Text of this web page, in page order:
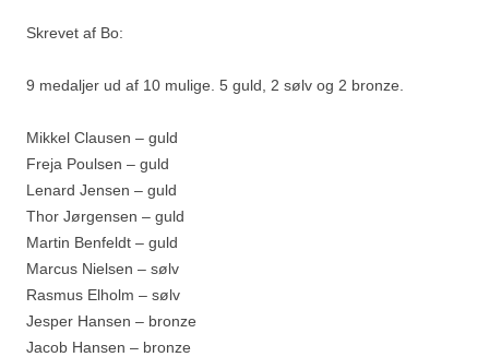
Skrevet af Bo:
9 medaljer ud af 10 mulige. 5 guld, 2 sølv og 2 bronze.
Mikkel Clausen – guld
Freja Poulsen – guld
Lenard Jensen – guld
Thor Jørgensen – guld
Martin Benfeldt – guld
Marcus Nielsen – sølv
Rasmus Elholm – sølv
Jesper Hansen – bronze
Jacob Hansen – bronze